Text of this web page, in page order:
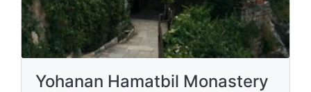
Yohanan Hamatbil Monastery